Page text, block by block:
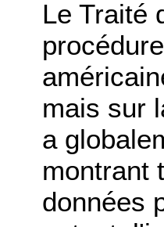
Le Traité
mais sur
a
montrant
données